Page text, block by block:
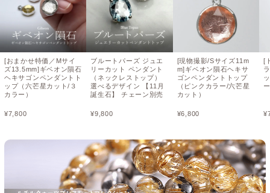
[おまかせ特価／Mサイ
ズ13.5mm]ギベオン隕石
ヘキサゴンペンダントト
ップ（六芒星カット/３
カラー）
¥7,800
ブルートパーズ ジュエ
リーカット ペンダント
（ネックレストップ）
選べるデザイン 【11月
誕生石】 チェーン別売
¥9,800
[現物撮影/Sサイズ11m
m]ギベオン隕石ヘキサ
ゴンペンダントトップ
（ピンクカラー/六芒星
カット）
¥6,800
[
¥